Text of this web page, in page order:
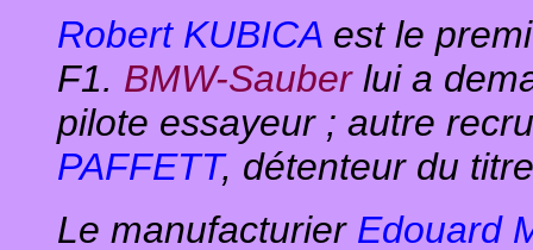
Robert KUBICA est le
F1. BMW-Sauber lui a
pilote essayeur ; autre
PAFFETT, détenteur du
Le manufacturierEdouard